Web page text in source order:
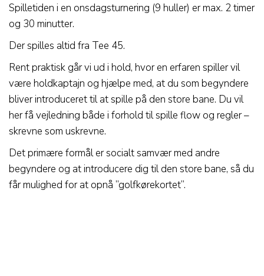
Spilletiden i en onsdagsturnering (9 huller) er max. 2 timer
og 30 minutter.
Der spilles altid fra Tee 45.
Rent praktisk går vi ud i hold, hvor en erfaren spiller vil
være holdkaptajn og hjælpe med, at du som begyndere
bliver introduceret til at spille på den store bane. Du vil
her få vejledning både i forhold til spille flow og regler –
skrevne som uskrevne.
Det primære formål er socialt samvær med andre
begyndere og at introducere dig til den store bane, så du
får mulighed for at opnå ”golfkørekortet”.